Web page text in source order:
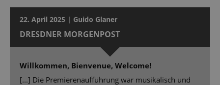
22. April 2025 | Guido Glaner
DRESDNER MORGENPOST
Willkommen, Bienvenue, Welcome!
[...] Die Premierenaufführung war musikalisch und